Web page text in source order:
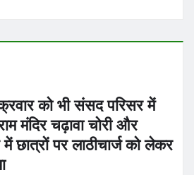
को भी संसद परिसर में
मंदिर चढ़ावा चोरी और
छात्रों पर लाठीचार्ज को लेकर